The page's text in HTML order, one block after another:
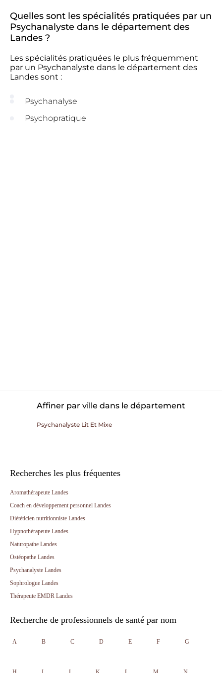
Quelles sont les spécialités pratiquées par un
Psychanalyste dans le département des
Landes ?
Les spécialités pratiquées le plus fréquemment
par un Psychanalyste dans le département des
Landes sont :
Psychanalyse
Psychopratique
Affiner par ville dans le département
Psychanalyste Lit Et Mixe
Recherches les plus fréquentes
Aromathérapeute Landes
Coach en développement personnel Landes
Diététicien nutritionniste Landes
Hypnothérapeute Landes
Naturopathe Landes
Ostéopathe Landes
Psychanalyste Landes
Sophrologue Landes
Thérapeute EMDR Landes
Recherche de professionnels de santé par nom
A B C D E F G